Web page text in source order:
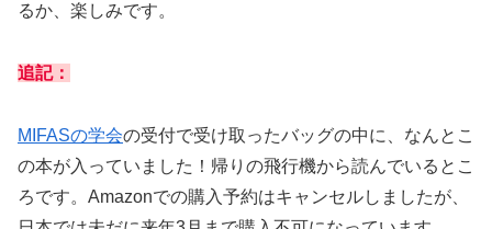
るか、楽しみです。
追記：
MIFASの学会の受付で受け取ったバッグの中に、なんとこ
の本が入っていました！帰りの飛行機から読んでいるとこ
ろです。Amazonでの購入予約はキャンセルしましたが、